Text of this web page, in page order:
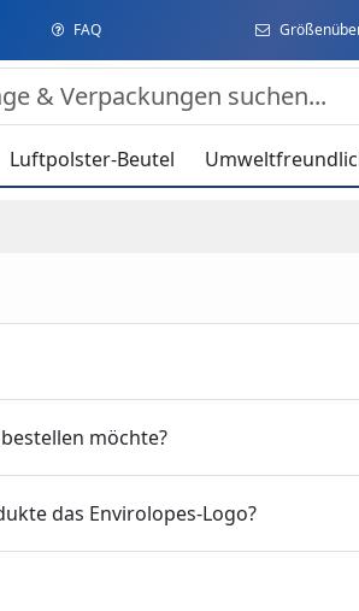
FAQ
Luftpolster-Beutel
möchte?
das Envirolopes-Logo?